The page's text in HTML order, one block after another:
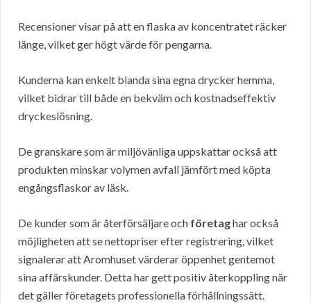
Recensioner visar på att en flaska av koncentratet räcker
länge, vilket ger högt värde för pengarna.
Kunderna kan enkelt blanda sina egna drycker hemma,
vilket bidrar till både en bekväm och kostnadseffektiv
dryckeslösning.
De granskare som är miljövänliga uppskattar också att
produkten minskar volymen avfall jämfört med köpta
engångsflaskor av läsk.
De kunder som är återförsäljare och företaghar också
möjligheten att se nettopriser efter registrering, vilket
signalerar att Aromhuset värderar öppenhet gentemot
sina affärskunder. Detta har gett positiv återkoppling när
det gäller företagets professionella förhållningssätt.